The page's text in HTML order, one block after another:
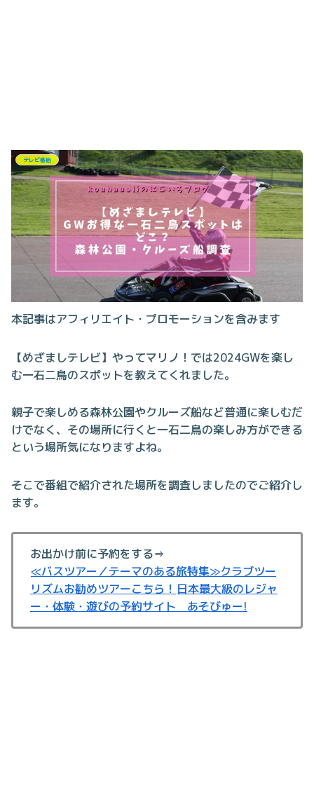
テレビ番組
本記事はアフィリエイト・プロモーションを含みます
【めざましテレビ】やってマリノ！では2024GWを楽し
む一石二鳥のスポットを教えてくれました。
親子で楽しめる森林公園やクルーズ船など普通に楽しむだ
けでなく、その場所に行くと一石二鳥の楽しみ方ができる
という場所気になりますよね。
そこで番組で紹介された場所を調査しましたのでご紹介し
ます。
お出かけ前に予約をする⇒
≪バスツアー／テーマのある旅特集≫クラブツー
リズムお勧めツアーこちら！ 日本最大級のレジャ
ー・体験・遊びの予約サイト あそびゅー!